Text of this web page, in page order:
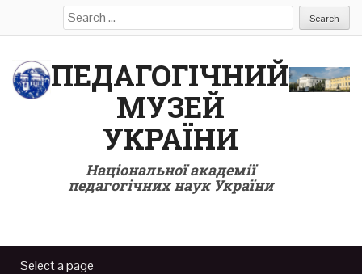
Search
for:
ПЕДАГОГІЧНИЙ
МУЗЕЙ
УКРАЇНИ
Національної академії
педагогічних наук України